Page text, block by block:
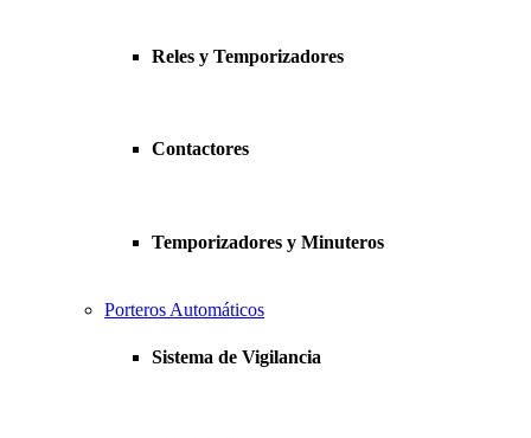
Reles y Temporizadores
Contactores
Temporizadores y Minuteros
Porteros Automáticos
Sistema de Vigilancia